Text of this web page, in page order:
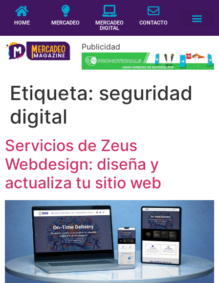
HOME MERCADEO
MERCADEO
DIGITAL
CONTACTO
Publicidad
Etiqueta: seguridad
digital
Servicios de Zeus
Webdesign: diseña y
actualiza tu sitio web